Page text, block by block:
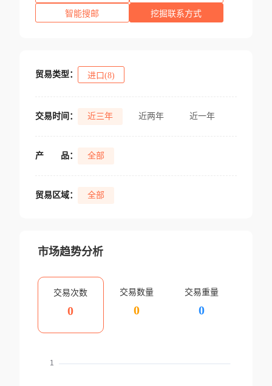
智能搜邮 挖掘联系方式
贸易类型： 进口(8)
交易时间： 近三年 近两年 近一年
产 品： 全部
贸易区域： 全部
市场趋势分析
交易次数
0
交易数量
0
交易重量
0